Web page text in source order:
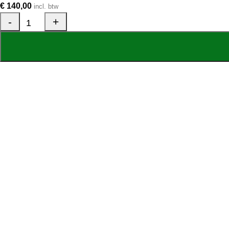
€ 140,00 incl. btw